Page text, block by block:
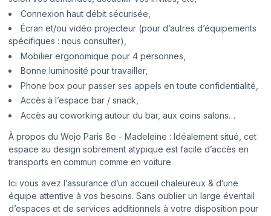
Connexion haut débit sécurisée,
Écran et/ou vidéo projecteur (pour d’autres d’équipements
spécifiques : nous consulter),
Mobilier ergonomique pour 4 personnes,
Bonne luminosité pour travailler,
Phone box pour passer ses appels en toute confidentialité,
Accès à l’espace bar / snack,
Accès au coworking autour du bar, aux coins salons…
À propos du Wojo Paris 8e - Madeleine : Idéalement situé, cet
espace au design sobrement atypique est facile d’accès en
transports en commun comme en voiture.
Ici vous avez l’assurance d’un accueil chaleureux & d’une
équipe attentive à vos besoins. Sans oublier un large éventail
d’espaces et de services additionnels à votre disposition pour